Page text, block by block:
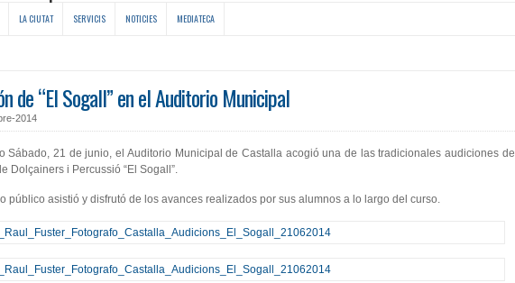
LA CIUTAT SERVICIS NOTICIES MEDIATECA
de “El Sogall” en el Auditorio Municipal
2014
Sábado, 21 de junio, el Auditorio Municipal de Castalla acogió una de las tradicionales audiciones de
Dolçainers i Percussió “El Sogall”.
público asistió y disfrutó de los avances realizados por sus alumnos a lo largo del curso.